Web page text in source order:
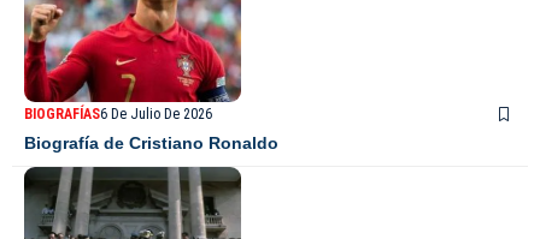
BIOGRAFÍAS6 De Julio De 2026
Biografía de Cristiano Ronaldo